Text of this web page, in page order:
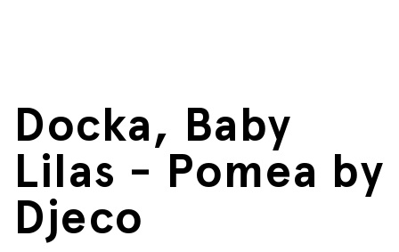
Docka, Baby
Lilas - Pomea by
Djeco